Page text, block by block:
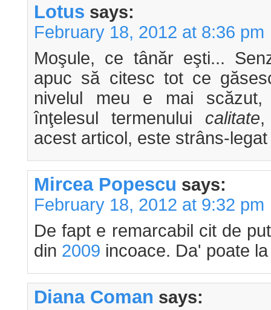
Lotus says:
February 18, 2012 at 8:36 pm
Moşule, ce tânăr eşti...
apuc să citesc tot ce
nivelul meu e mai
înţelesul termenului calitate,
acest articol, este strâns-
Mircea Popescu says:
February 18, 2012 at 9:32 pm
De fapt e remarcabil cit de
din 2009 incoace. Da' poate
Diana Coman says: